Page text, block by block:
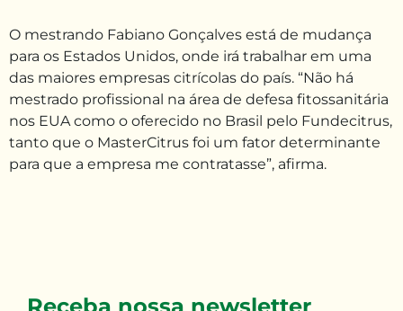
O mestrando Fabiano Gonçalves está de mudança
para os Estados Unidos, onde irá trabalhar em uma
das maiores empresas citrícolas do país. “Não há
mestrado profissional na área de defesa fitossanitária
nos EUA como o oferecido no Brasil pelo Fundecitrus,
tanto que o MasterCitrus foi um fator determinante
para que a empresa me contratasse”, afirma.